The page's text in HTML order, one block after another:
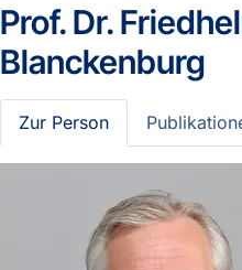
Prof. Dr.
Blanckenburg
Zur Person